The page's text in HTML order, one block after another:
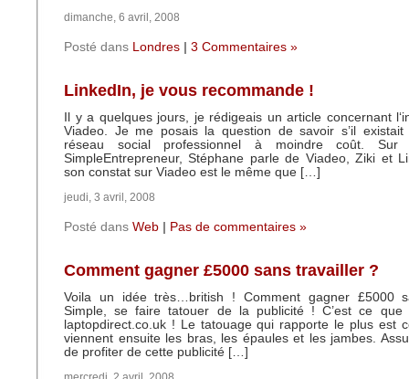
dimanche, 6 avril, 2008
Posté dans Londres 3 Commentaires »
LinkedIn, je vous recommande !
Il y a quelques jours, je rédigeais un article concernant
Viadeo. Je me posais la question de savoir s’il
réseau social professionnel à moindre coût.
SimpleEntrepreneur, Stéphane parle de Viadeo, Ziki et
son constat sur Viadeo est le même que […]
jeudi, 3 avril, 2008
Posté dans Web Pas de commentaires »
Comment gagner £5000 sans travailler ?
Voila un idée très…british ! Comment gagner £5000
Simple, se faire tatouer de la publicité ! C’est ce que
laptopdirect.co.uk ! Le tatouage qui rapporte le plus est
viennent ensuite les bras, les épaules et les jambes.
de profiter de cette publicité […]